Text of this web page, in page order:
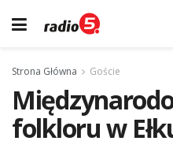
Strona Główna Goście
folkloru w